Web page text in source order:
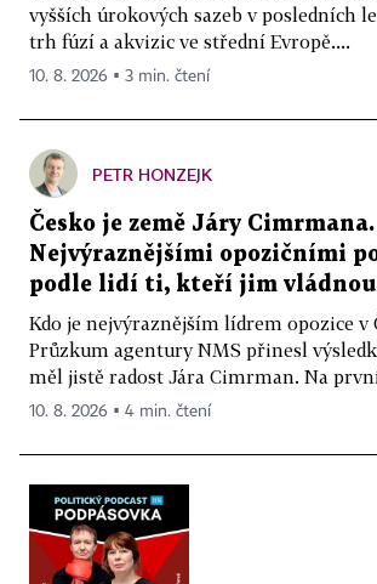
vyšších úrokových sazeb v posledních
trh fúzí a akvizic ve střední Evropě....
10. 8. 2026 ▪ 3 min. čtení
PETR HONZEJK
Česko je země Járy Cimrmana.
Nejvýraznějšími opozičními
podle lidí ti, kteří jim vládnou
Kdo je nejvýraznějším lídrem opozice v
Průzkum agentury NMS přinesl
měl jistě radost Jára Cimrman. Na
10. 8. 2026 ▪ 4 min. čtení